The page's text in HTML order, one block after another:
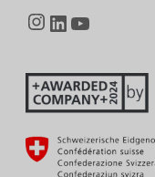
Instagram
LinkedIn